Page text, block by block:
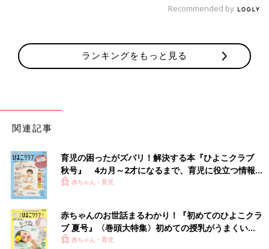
SUZU 以前からフルタイムのパートでガソリンスタンドの事務
いつも子どものだれかが体調を崩して「お迎えに来てください」
あるとき夕方の公園で夫に「やっぱり子どもがたくさんいてフル
しよう」と相談したところ「SUZUは似顔絵が描けるから、それ
を仕事にしたら？」と言われました。でも、まだクオリティにも
自信がなかったし、仕事にするのは難しいんじゃないかなと思い
ました。一応SNSで発信をしてみたところ、ある企業から声をか
――それはすごいです。その企業と提携されたのが仕事につなが
ったのでしょうか？
Recommended by
ランキングをもっと見る
関連記事
育児の困ったがズバリ！解決する本『ひよこクラブ
秋号』 4カ月～2才になるまで、育児に役立つ情報が
いっぱい！
赤ちゃん・育児
赤ちゃんのお世話まるわかり！『初めてのひよこクラ
ブ 夏号』〈巻頭大特集〉初めての授乳がうまくい
く！ おっぱい・ミルクの基本と夏のトラブル 解決テ
赤ちゃん・育児